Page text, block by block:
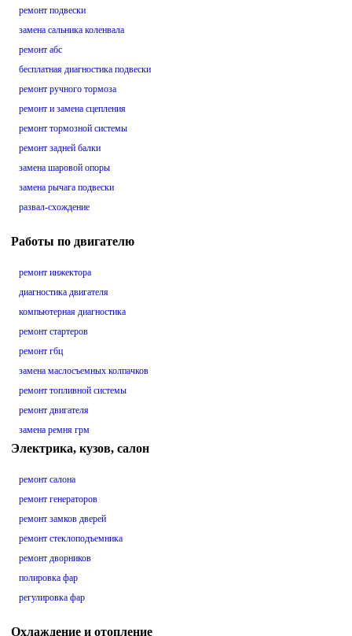
ремонт подвески
замена сальника коленвала
ремонт абс
бесплатная диагностика подвески
ремонт ручного тормоза
ремонт и замена сцепления
ремонт тормозной системы
ремонт задней балки
замена шаровой опоры
замена рычага подвески
развал-схождение
Работы по двигателю
ремонт инжектора
диагностика двигателя
компьютерная диагностика
ремонт стартеров
ремонт гбц
замена маслосъемных колпачков
ремонт топливной системы
ремонт двигателя
замена ремня грм
Электрика, кузов, салон
ремонт салона
ремонт генераторов
ремонт замков дверей
ремонт стеклоподъемника
ремонт дворников
полировка фар
регулировка фар
Охлаждение и отопление